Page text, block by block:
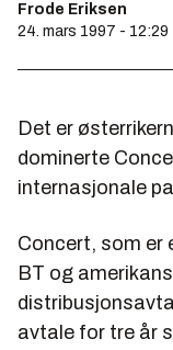
Frode Eriksen
24. mars 1997 - 12:29
Det er
dominerte
internasjonale
Concert, som er
BT og
avtale for tre år